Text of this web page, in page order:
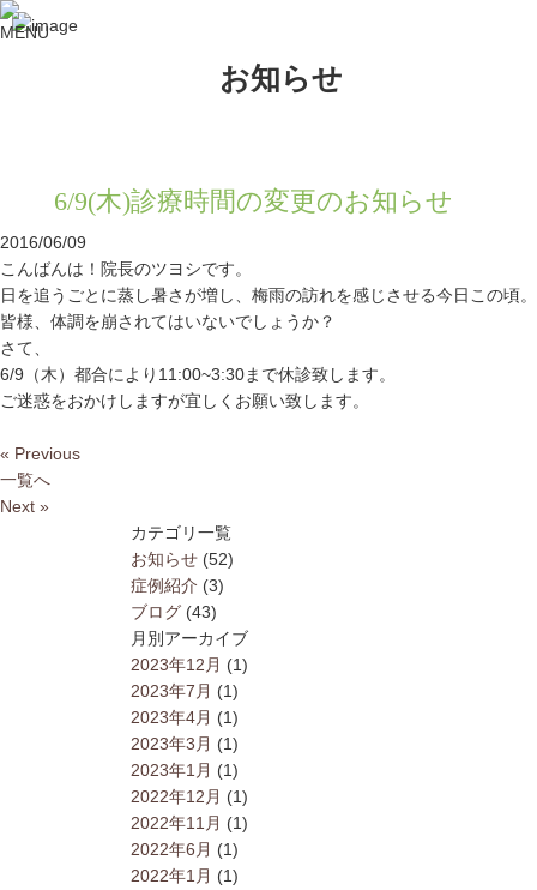
お知らせ
6/9(木)診療時間の変更のお知らせ
2016/06/09
こんばんは！院長のツヨシです。
日を追うごとに蒸し暑さが増し、梅雨の訪れを感じさせる今日この頃。
皆様、体調を崩されてはいないでしょうか？
さて、
6/9（木）都合により11:00~3:30まで休診致します。
ご迷惑をおかけしますが宜しくお願い致します。
« Previous
一覧へ
Next »
カテゴリ一覧
お知らせ (52)
症例紹介 (3)
ブログ (43)
月別アーカイブ
2023年12月 (1)
2023年7月 (1)
2023年4月 (1)
2023年3月 (1)
2023年1月 (1)
2022年12月 (1)
2022年11月 (1)
2022年6月 (1)
2022年1月 (1)